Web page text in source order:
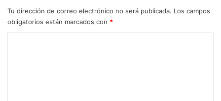
Tu dirección de correo electrónico no será publicada. Los campos
obligatorios están marcados con *